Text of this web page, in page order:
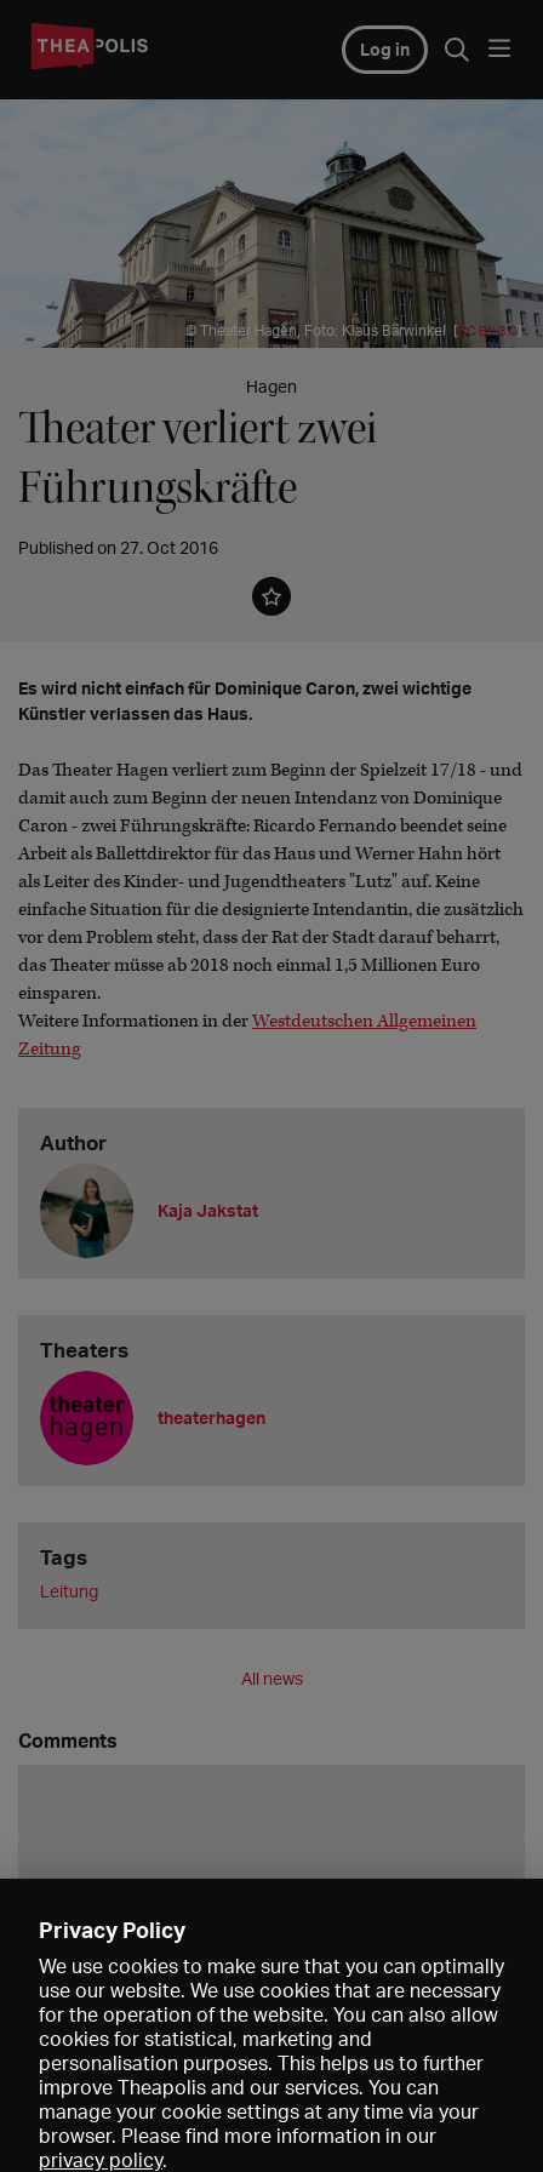
Log in
© Theater Hagen, Foto: Klaus Bärwinkel [CC BY 3.0]
Hagen
Theater verliert zwei
Führungskräfte
Published on 27. Oct 2016
Es wird nicht einfach für Dominique Caron, zwei wichtige
Künstler verlassen das Haus.
Das Theater Hagen verliert zum Beginn der Spielzeit 17/18 - und
damit auch zum Beginn der neuen Intendanz von Dominique
Caron - zwei Führungskräfte: Ricardo Fernando beendet seine
Arbeit als Ballettdirektor für das Haus und Werner Hahn hört
als Leiter des Kinder- und Jugendtheaters "Lutz" auf. Keine
einfache Situation für die designierte Intendantin, die zusätzlich
vor dem Problem steht, dass der Rat der Stadt darauf beharrt,
das Theater müsse ab 2018 noch einmal 1,5 Millionen Euro
einsparen.
Weitere Informationen in derWestdeutschen Allgemeinen
Zeitung
Author
Kaja Jakstat
Theaters
theaterhagen
Tags
Leitung
All news
Comments
Privacy Policy
We use cookies to make sure that you can optimally
use our website. We use cookies that are necessary
for the operation of the website. You can also allow
cookies for statistical, marketing and
personalisation purposes. This helps us to further
improve Theapolis and our services. You can
manage your cookie settings at any time via your
browser. Please find more information in our
privacy policy.